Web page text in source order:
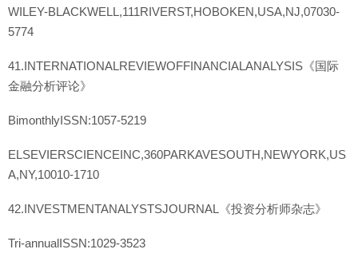
WILEY-BLACKWELL,111RIVERST,HOBOKEN,USA,NJ,07030-
5774
41.INTERNATIONALREVIEWOFFINANCIALANALYSIS《国际
金融分析评论》
BimonthlyISSN:1057-5219
ELSEVIERSCIENCEINC,360PARKAVESOUTH,NEWYORK,US
A,NY,10010-1710
42.INVESTMENTANALYSTSJOURNAL《投资分析师杂志》
Tri-annualISSN:1029-3523